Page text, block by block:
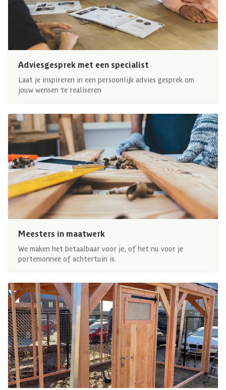
Adviesgesprek met een specialist
Laat je inspireren in een persoonlijk advies gesprek om
jouw wensen te realiseren
Meesters in maatwerk
We maken het betaalbaar voor je, of het nu voor je
portemonnee of achtertuin is.